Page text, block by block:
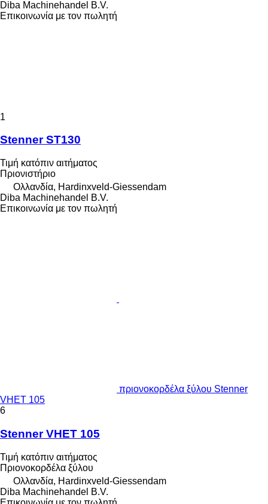
Diba Machinehandel B.V.
Επικοινωνία με τον πωλητή
1
Stenner ST130
Τιμή κατόπιν αιτήματος
Πριονιστήριο
Ολλανδία, Hardinxveld-Giessendam
Diba Machinehandel B.V.
Επικοινωνία με τον πωλητή
πριονοκορδέλα ξύλου Stenner
VHET 105
6
Stenner VHET 105
Τιμή κατόπιν αιτήματος
Πριονοκορδέλα ξύλου
Ολλανδία, Hardinxveld-Giessendam
Diba Machinehandel B.V.